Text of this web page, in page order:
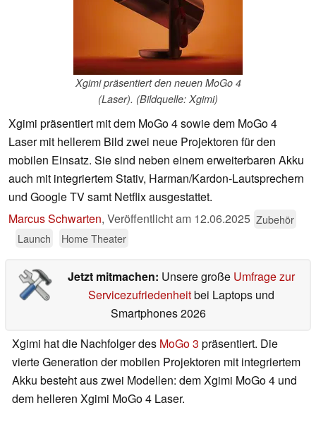
Xgimi präsentiert den neuen MoGo 4
(Laser). (Bildquelle: Xgimi)
Xgimi präsentiert mit dem MoGo 4 sowie dem MoGo 4
Laser mit hellerem Bild zwei neue Projektoren für den
mobilen Einsatz. Sie sind neben einem erweiterbaren Akku
auch mit integriertem Stativ, Harman/Kardon-Lautsprechern
und Google TV samt Netflix ausgestattet.
Marcus Schwarten, Veröffentlicht am 12.06.2025 Zubehör
Launch
Home Theater
Jetzt mitmachen: Unsere große Umfrage zur
Servicezufriedenheitbei Laptops und
Smartphones 2026
Xgimi hat die Nachfolger des MoGo 3 präsentiert. Die
vierte Generation der mobilen Projektoren mit integriertem
Akku besteht aus zwei Modellen: dem Xgimi MoGo 4 und
dem helleren Xgimi MoGo 4 Laser.